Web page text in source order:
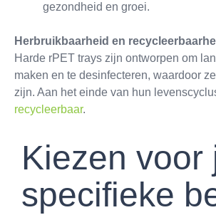
gezondheid en groei.
Herbruikbaarheid en
Harde rPET trays zijn ontworpen om
maken en te desinfecteren, waardoor
zijn. Aan het einde van hun
recycleerbaar.
Kiezen voor
specifieke